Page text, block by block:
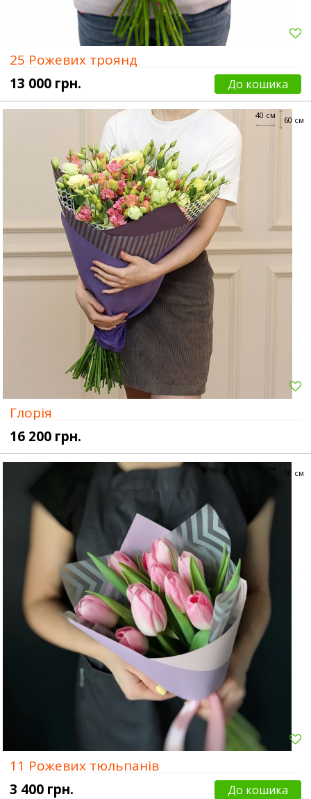
25 Рожевих троянд
13 000 грн.
До кошика
60 см
40 см
Глорія
16 200 грн.
50 см
20 см
11 Рожевих тюльпанів
3 400 грн.
До кошика